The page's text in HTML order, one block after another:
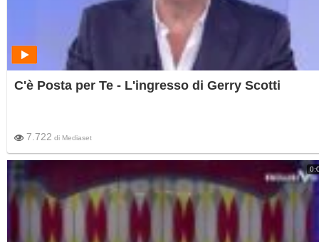
C'è Posta per Te - L'ingresso di Gerry Scotti
7.722 di Mediaset